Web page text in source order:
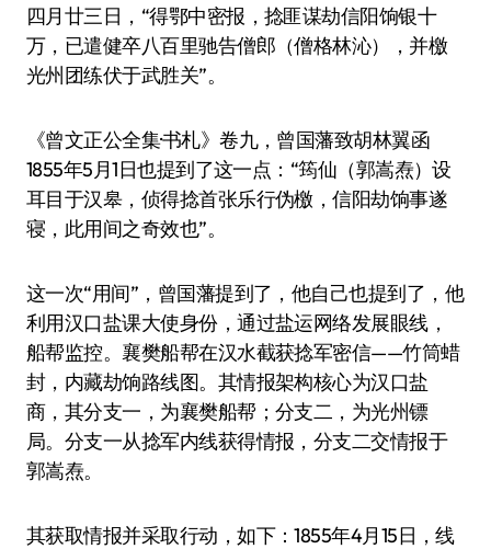
四月廿三日，“得鄂中密报，捻匪谋劫信阳饷银十
万，已遣健卒八百里驰告僧郎（僧格林沁），并檄
光州团练伏于武胜关”。
《曾文正公全集·书札》卷九，曾国藩致胡林翼函
1855年5月1日也提到了这一点：“筠仙（郭嵩焘）设
耳目于汉皋，侦得捻首张乐行伪檄，信阳劫饷事遂
寝，此用间之奇效也”。
这一次“用间”，曾国藩提到了，他自己也提到了，他
利用汉口盐课大使身份，通过盐运网络发展眼线，
船帮监控。襄樊船帮在汉水截获捻军密信——竹筒蜡
封，内藏劫饷路线图。其情报架构核心为汉口盐
商，其分支一，为襄樊船帮；分支二，为光州镖
局。分支一从捻军内线获得情报，分支二交情报于
郭嵩焘。
其获取情报并采取行动，如下：1855年4月15日，线